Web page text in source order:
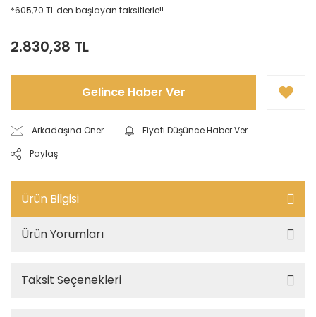
*605,70 TL den başlayan taksitlerle!!
2.830,38 TL
Gelince Haber Ver
Arkadaşına Öner
Fiyatı Düşünce Haber Ver
Paylaş
Ürün Bilgisi
Ürün Yorumları
Taksit Seçenekleri